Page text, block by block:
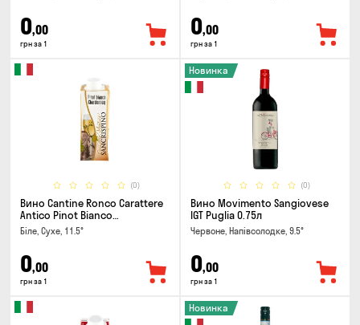
0,00
грн за 1
0,00
грн за 1
(0)
Вино Cantine Ronco Carattere
Antico Pinot Bianco
Chardonnay Rubicone IGT 0.25л
Біле, Сухе, 11.5°
0,00
грн за 1
(0)
Новинка
Вино Movimento Sangiovese
IGT Puglia 0.75л
Червоне, Напівсолодке, 9.5°
0,00
грн за 1
Новинка